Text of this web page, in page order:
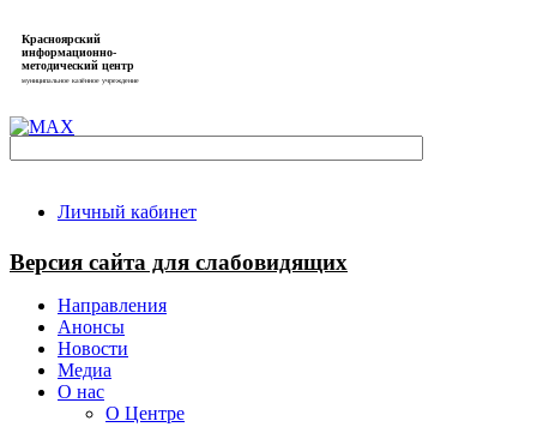
Красноярский
информационно-
методический центр
муниципальное казённое учреждение
Личный кабинет
Версия сайта для слабовидящих
Направления
Анонсы
Новости
Медиа
О нас
О Центре